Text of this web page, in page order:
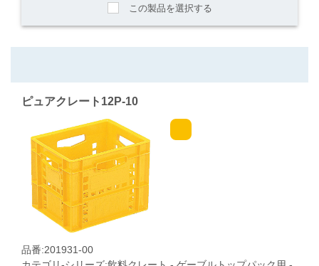
この製品を選択する
ピュアクレート12P-10
品番:201931-00